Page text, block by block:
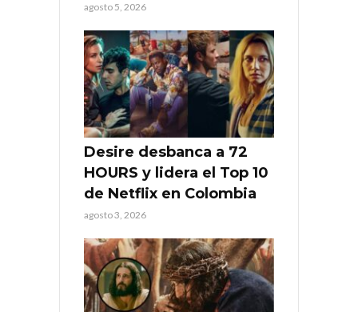
agosto 5, 2026
Desire desbanca a 72
HOURS y lidera el Top 10
de Netflix en Colombia
agosto 3, 2026